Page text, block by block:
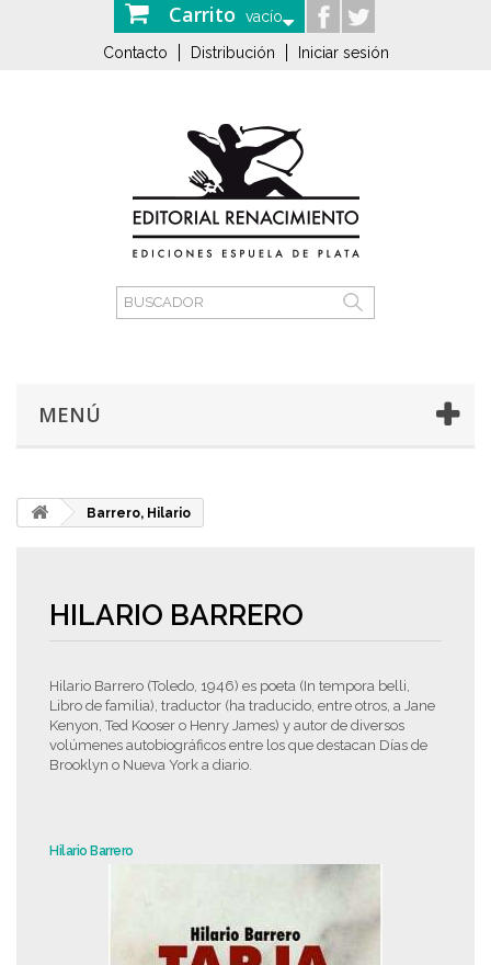
Carrito vacío
Contacto Distribución Iniciar sesión
MENÚ
Barrero, Hilario
HILARIO BARRERO
Hilario Barrero (Toledo, 1946) es poeta (In tempora belli,
Libro de familia), traductor (ha traducido, entre otros, a Jane
Kenyon, Ted Kooser o Henry James) y autor de diversos
volúmenes autobiográficos entre los que destacan Días de
Brooklyn o Nueva York a diario.
Hilario Barrero